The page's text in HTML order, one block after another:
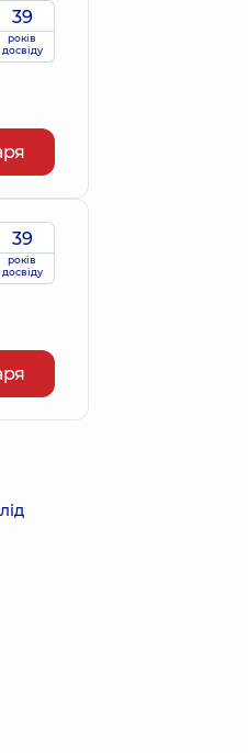
39
років
досвіду
39
років
досвіду